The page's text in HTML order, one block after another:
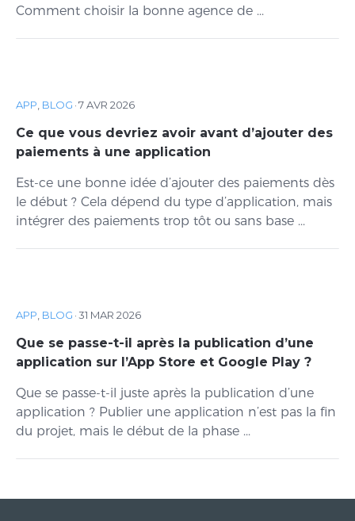
Comment choisir la bonne agence de ...
APP BLOG ·7 AVR 2026
Ce que vous devriez avoir avant d’ajouter des
paiements à une application
Est-ce une bonne idée d’ajouter des paiements dès
le début ? Cela dépend du type d’application, mais
intégrer des paiements trop tôt ou sans base ...
APP BLOG ·31 MAR 2026
Que se passe-t-il après la publication d’une
application sur l’App Store et Google Play ?
Que se passe-t-il juste après la publication d’une
application ? Publier une application n’est pas la fin
du projet, mais le début de la phase ...